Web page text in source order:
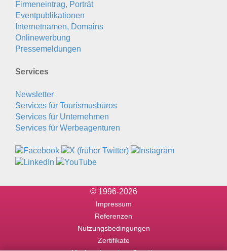
Firmeneintrag, Porträt
Eventpublikationen
Internetnamen, Domains
Onlinewerbung
Pressemeldungen
Services
Newsletter
Services für Tourismusbüros
Services für Unternehmen
Services für Werbeagenturen
© 1996-2026
Impressum
Referenzen
Nutzungsbedingungen
Zertifikate